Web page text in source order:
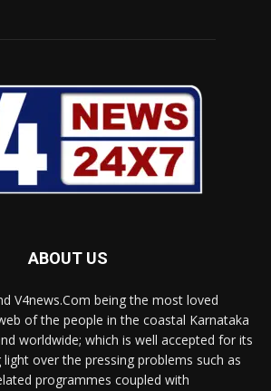
ABOUT US
V4news.Com being the most loved
of the people in the coastal Karnataka
worldwide; which is well accepted for its
over the pressing problems such as
programmes coupled with